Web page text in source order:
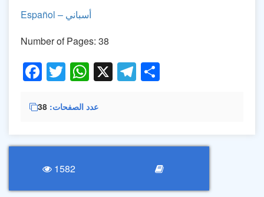
Español – أسباني
Number of Pages: 38
Facebook
Twitter
WhatsApp
X Telegram
عدد الصفحات 38
1582